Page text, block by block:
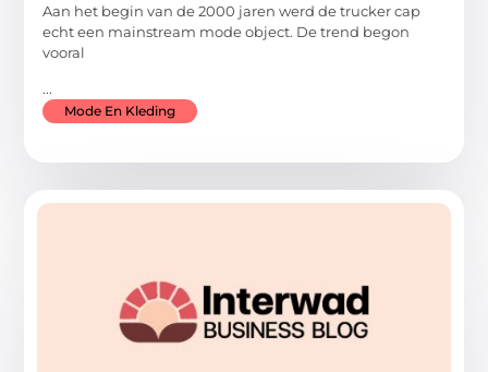
Aan het begin van de 2000 jaren werd de trucker cap
echt een mainstream mode object. De trend begon
vooral
...
Mode En Kleding